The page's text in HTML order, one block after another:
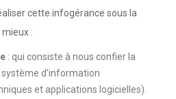
cette infogérance sous la
:
: qui consiste à nous confier la
d’information
et applications logicielles).